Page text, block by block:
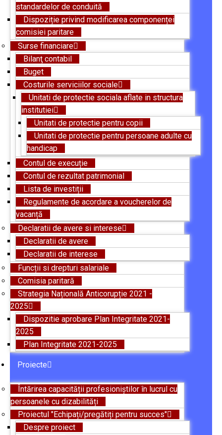
standardelor de conduită
Dispoziție privind modificarea componenței
comisiei paritare
Surse financiare
Bilanţ contabil
Buget
Costurile serviciilor sociale
Unitati de protectie sociala aflate in structura
institutiei
Unitati de protectie pentru copii
Unitati de protectie pentru persoane adulte cu
handicap
Contul de execuție
Contul de rezultat patrimonial
Lista de investiții
Regulamente de acordare a voucherelor de
vacanță
Declaratii de avere si interese
Declaratii de avere
Declaratii de interese
Funcții si drepturi salariale
Comisia paritară
Strategia Națională Anticorupție 2021 -
2025
Dispozitie aprobare Plan Integritate 2021-
2025
Plan Integritate 2021-2025
Proiecte
Întărirea capacității profesioniștilor în lucrul cu
persoanele cu dizabilități
Proiectul "Echipați/pregătiți pentru succes"
Despre proiect